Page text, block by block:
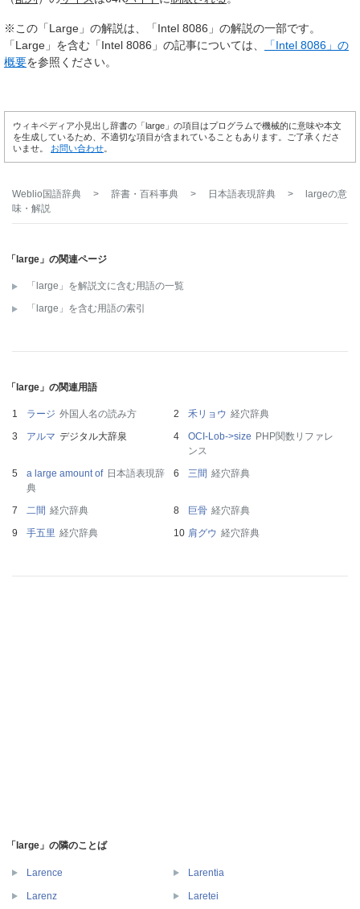
※この「Large」の解説は、「Intel 8086」の解説の一部です。
「Large」を含む「Intel 8086」の記事については、
「Intel 8086」の
概要を参照ください。
ウィキペディア小見出し辞書の「large」の項目はプログラムで機械的に意味や本文
を生成しているため、不適切な項目が含まれていることもあります。ご了承くださ
いませ。 お問い合わせ
Weblio国語辞典 > 辞書・百科事典 > 日本語表現辞典 > largeの意
味・解説
「large」の関連ページ
「large」を解説文に含む用語の一覧
「large」を含む用語の索引
「large」の関連用語
ラージ 外国人名の読み方 禾リョウ 経穴辞典
アルマ デジタル大辞泉 OCI-Lob->size PHP関数リファレ
ンス
a large amount of 日本語表現辞
典
三間 経穴辞典
二間 経穴辞典 巨骨 経穴辞典
手五里 経穴辞典 肩グウ 経穴辞典
「large」の隣のことば
Larence Larentia
Larenz Laretei